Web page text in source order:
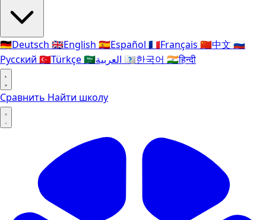
🇩🇪Deutsch 🇬🇧English 🇪🇸Español 🇫🇷Français 🇨🇳中文 🇷🇺
Русский 🇹🇷Türkçe🇸🇦 🇰🇷한국어 🇮🇳हिन्दी
Сравнить Найти школу